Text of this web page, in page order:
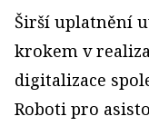
Širší uplatnění
krokem v
digitalizace
Roboti pro